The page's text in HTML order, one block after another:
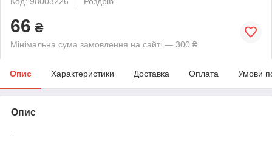
66 ₴
Мінімальна сума замовлення на сайті — 300 ₴
Опис Характеристики Доставка Оплата Умови
Опис